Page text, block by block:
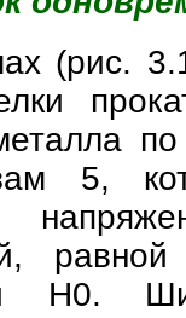
(рис.
по
5,
Н0.